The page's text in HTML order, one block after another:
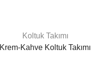
Koltuk Takımı
Krem-Kahve Koltuk Takımı